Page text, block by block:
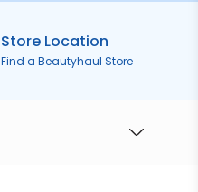
Store Location
Find a Beautyhaul Store